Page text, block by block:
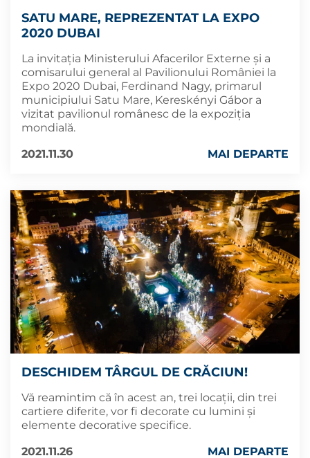
SATU MARE, REPREZENTAT LA EXPO
2020 DUBAI
La invitația Ministerului Afacerilor Externe și a
comisarului general al Pavilionului României la
Expo 2020 Dubai, Ferdinand Nagy, primarul
municipiului Satu Mare, Kereskényi Gábor a
vizitat pavilionul românesc de la expoziția
mondială.
2021.11.30
MAI DEPARTE
DESCHIDEM TÂRGUL DE CRĂCIUN!
Vă reamintim că în acest an, trei locații, din trei
cartiere diferite, vor fi decorate cu lumini și
elemente decorative specifice.
2021.11.26
MAI DEPARTE